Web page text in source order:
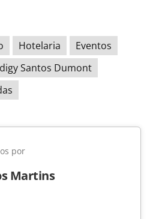
Hotelaria
Eventos
Santos Dumont
por
Martins